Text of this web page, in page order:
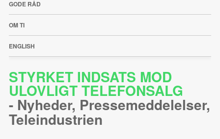
GODE RÅD
OM TI
ENGLISH
STYRKET INDSATS MOD
ULOVLIGT TELEFONSALG
- Nyheder, Pressemeddelelser,
Teleindustrien